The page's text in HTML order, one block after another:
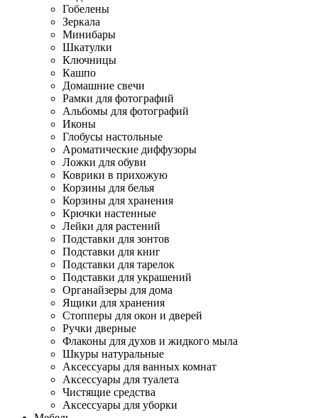
Гобелены
Зеркала
Минибары
Шкатулки
Ключницы
Кашпо
Домашние свечи
Рамки для фотографий
Альбомы для фотографий
Иконы
Глобусы настольные
Ароматические диффузоры
Ложки для обуви
Коврики в прихожую
Корзины для белья
Корзины для хранения
Крючки настенные
Лейки для растений
Подставки для зонтов
Подставки для книг
Подставки для тарелок
Подставки для украшений
Органайзеры для дома
Ящики для хранения
Стопперы для окон и дверей
Ручки дверные
Флаконы для духов и жидкого мыла
Шкуры натуральные
Аксессуары для ванных комнат
Аксессуары для туалета
Чистящие средства
Аксессуары для уборки